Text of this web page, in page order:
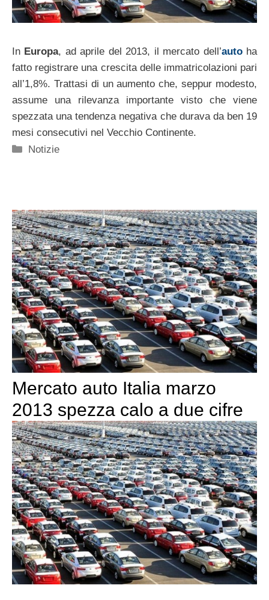
In Europa, ad aprile del 2013, il mercato dell’autoha
fatto registrare una crescita delle immatricolazioni pari
all’1,8%. Trattasi di un aumento che, seppur modesto,
assume una rilevanza importante visto che viene
spezzata una tendenza negativa che durava da ben 19
mesi consecutivi nel Vecchio Continente.
Categorie
Notizie
Mercato auto Italia marzo
2013 spezza calo a due cifre